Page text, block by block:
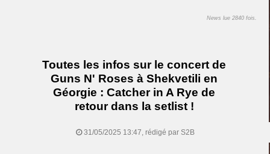
News lue 2840 fois.
Toutes les infos sur le concert de
Guns N' Roses à Shekvetili en
Géorgie : Catcher in A Rye de
retour dans la setlist !
31/05/2025 13:47, rédigé par S2B